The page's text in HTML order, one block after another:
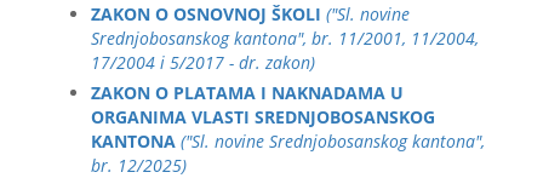
ZAKON O OSNOVNOJ ŠKOLI ("Sl. novine
Srednjobosanskog kantona", br. 11/2001, 11/2004,
17/2004 i 5/2017 - dr. zakon)
ZAKON O PLATAMA I NAKNADAMA U
ORGANIMA VLASTI SREDNJOBOSANSKOG
KANTONA ("Sl. novine Srednjobosanskog kantona",
br. 12/2025)